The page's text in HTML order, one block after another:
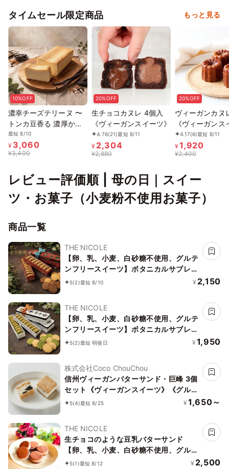
タイムセール限定商品 もっと見る
10%OFF
濃幸チーズテリーヌ 〜
トンカ豆香る 濃厚かつ
軽やかなチーズテリー
ヌ〜 グルテンフリー
最短 8/10
¥ 3,060
¥3,400
20%OFF
生チョコカヌレ 4個入
《ヴィーガンスイーツ》
4.76(21)最短 8/11
¥ 2,304
¥2,880
20%OFF
ヴィーガンカヌ
《ヴィーガンス
4.17(6)最短 8/11
¥1,920
¥2,400
レビュー評価順 | 母の日｜スイー
ツ・お菓子（小麦粉不使用お菓子）
商品一覧
THE NICOLE
【卵、乳、小麦、白砂糖不使用、グルテ
ンフリースイーツ】ボタニカルサブレ
カカオ、黒糖バニラサブレ缶 2種アソー
5(2)最短 8/10 ¥ 2,150
THE NICOLE
【卵、乳、小麦、白砂糖不使用、グルテ
ンフリースイーツ】ボタニカルサブレ
京抹茶、黒糖バニラサブレ缶 2種アソー
5(2)最短 明後日 ¥ 1,950
株式会社Coco ChouChou
信州ヴィーガンバターサンド・巨峰 3個
セット《ヴィーガンスイーツ》《グルテ
ンフリー》
5(4)最短 8/25 ¥ 1,650～
THE NICOLE
生チョコのような豆乳バターサンド
【卵、乳、小麦、白砂糖不使用、グルテ
ンフリースイーツ】ボタニカルカカオサ
5(1)最短 8/12 ¥ 2,500